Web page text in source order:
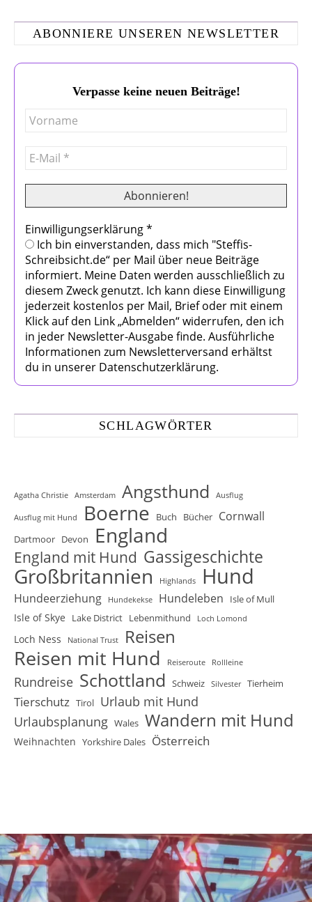
ABONNIERE UNSEREN NEWSLETTER
Verpasse keine neuen Beiträge!
Einwilligungserklärung*
Ich bin einverstanden, dass mich "Steffis-
Schreibsicht.de“ per Mail über neue Beiträge
informiert. Meine Daten werden ausschließlich zu
diesem Zweck genutzt. Ich kann diese Einwilligung
jederzeit kostenlos per Mail, Brief oder mit einem
Klick auf den Link „Abmelden“ widerrufen, den ich
in jeder Newsletter-Ausgabe finde. Ausführliche
Informationen zum Newsletterversand erhältst
du in unserer Datenschutzerklärung.
SCHLAGWÖRTER
Agatha Christie Amsterdam Angsthund Ausflug
Ausflug mit Hund Boerne Buch Bücher Cornwall
Dartmoor Devon England
England mit Hund Gassigeschichte
Großbritannien Highlands Hund
Hundeerziehung Hundekekse Hundeleben Isle of Mull
Isle of Skye Lake District Lebenmithund Loch Lomond
Loch Ness National Trust Reisen
Reisen mit Hund Reiseroute Rollleine
Rundreise Schottland Schweiz Silvester Tierheim
Tierschutz Tirol Urlaub mit Hund
Urlaubsplanung Wales Wandern mit Hund
Weihnachten Yorkshire Dales Österreich